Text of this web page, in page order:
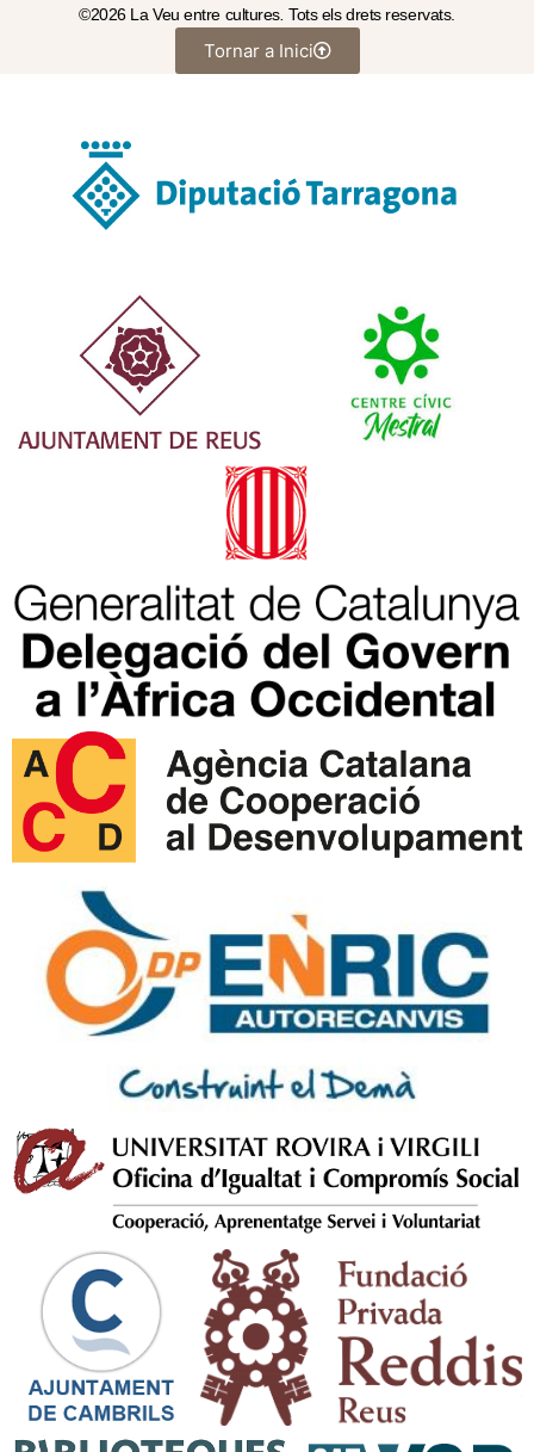
©2026 La Veu entre cultures. Tots els drets reservats.
Tornar a Inici